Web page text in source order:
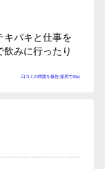
口コミの問題を報告(採用で50p)
キパキと仕事を
みに行ったり